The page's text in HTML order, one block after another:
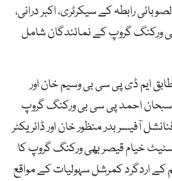
رابطہ کے سیکرٹری، اکبر درانی،
ورکنگ گروپ کے نمائندگان شامل
ایم ڈی پی سی بی وسیم خان اور
احمد پی سی بی ورکنگ گروپ
آفیسر بدر منظور خان اور ڈائریکٹر
اسٹیٹ خیام قیصر بھی ورکنگ گروپ کا
کے اردگرد کمرشل سہولیات کے مواقع